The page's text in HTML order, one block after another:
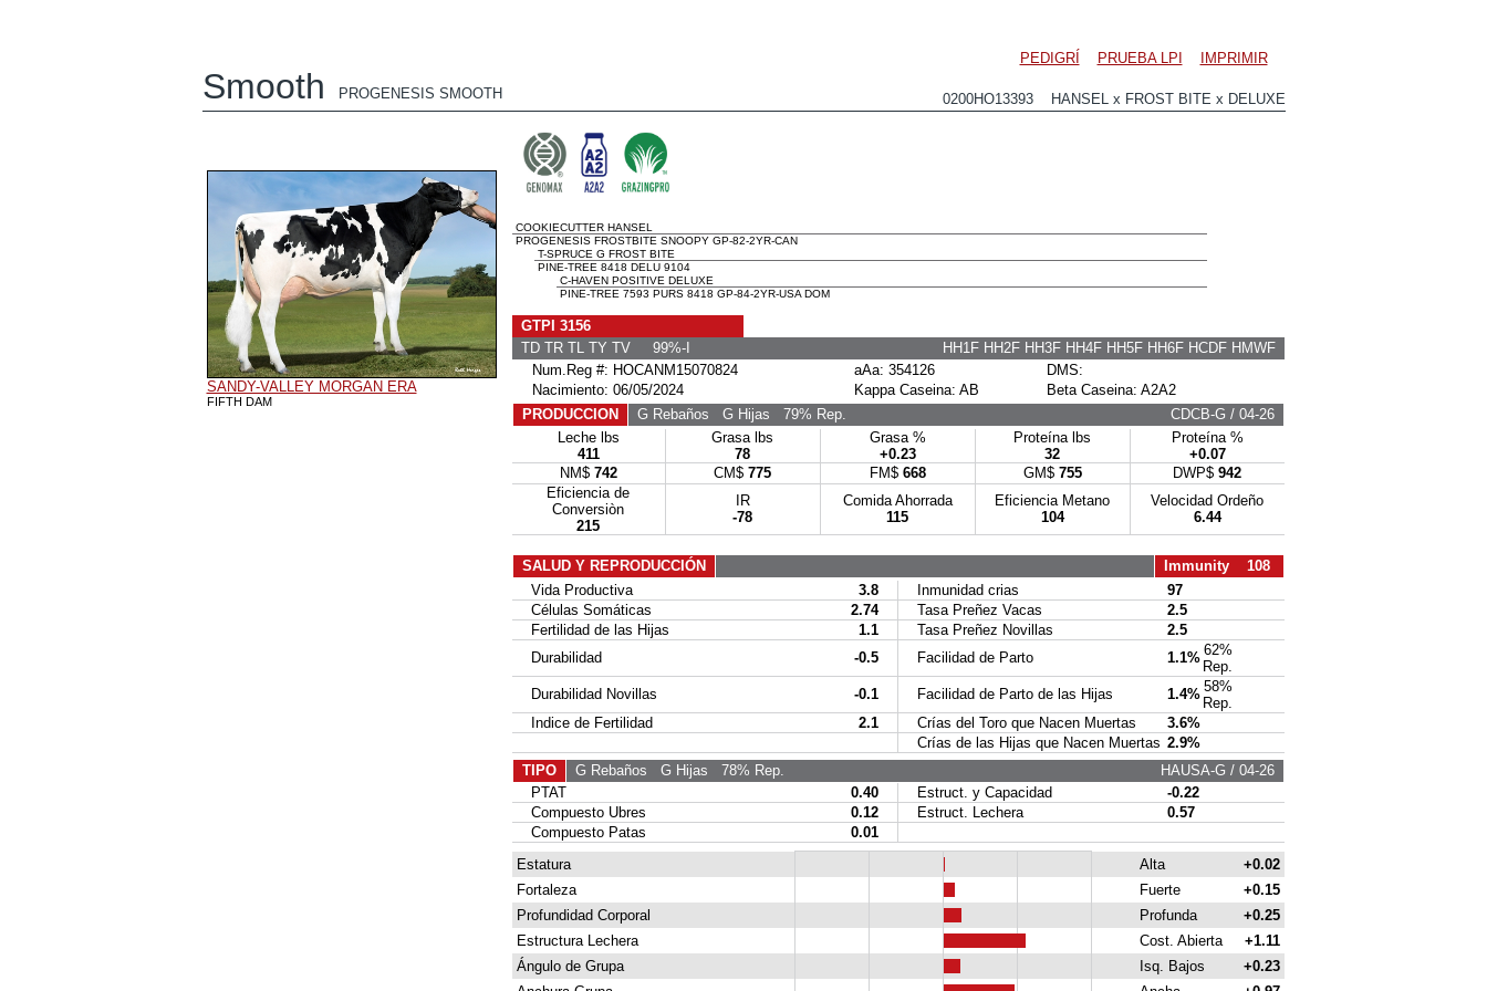
PEDIGRÍ PRUEBA LPI IMPRIMIR
Smooth PROGENESIS SMOOTH 0200HO13393 HANSEL x FROST BITE x DELUXE
SANDY-VALLEY MORGAN ERA
FIFTH DAM
COOKIECUTTER HANSEL
PROGENESIS FROSTBITE SNOOPY GP-82-2YR-CAN
T-SPRUCE G FROST BITE
PINE-TREE 8418 DELU 9104
C-HAVEN POSITIVE DELUXE
PINE-TREE 7593 PURS 8418 GP-84-2YR-USA DOM
GTPI 3156
TD TR TL TY TV 99%-I
HH1F HH2F HH3F HH4F HH5F HH6F HCDF HMWF
Num.Reg #: HOCANM15070824
aAa: 354126
DMS:
Nacimiento: 06/05/2024
Kappa Caseina: AB
Beta Caseina: A2A2
PRODUCCION
G Rebaños G Hijas 79% Rep.
CDCB-G / 04-26
Leche lbs
411
Grasa lbs
78
Grasa %
+0.23
Proteína lbs
32
Proteína %
+0.07
NM$ 742 CM$ 775 FM$ 668 GM$ 755 DWP$ 942
Eficiencia de
Conversiòn
215
IR
-78
Comida Ahorrada
115
Eficiencia Metano
104
Velocidad Ordeño
6.44
SALUD Y REPRODUCCIÓN
Immunity 108
Vida Productiva
3.8 Inmunidad crias
97
Células Somáticas
2.74 Tasa Preñez Vacas
2.5
Fertilidad de las Hijas
1.1 Tasa Preñez Novillas
2.5
Durabilidad
-0.5 Facilidad de Parto 1.1% 62%
Rep.
Durabilidad Novillas
-0.1 Facilidad de Parto de las Hijas 1.4% 58%
Rep.
Indice de Fertilidad
2.1 Crías del Toro que Nacen Muertas
3.6%
Crías de las Hijas que Nacen Muertas 2.9%
TIPO
G Rebaños G Hijas 78% Rep.
HAUSA-G / 04-26
PTAT
0.40 Estruct. y Capacidad
-0.22
Compuesto Ubres
0.12 Estruct. Lechera
0.57
Compuesto Patas
0.01
Estatura
Alta
+0.02
Fortaleza
Fuerte
+0.15
Profundidad Corporal
Profunda
+0.25
Estructura Lechera
Cost. Abierta
+1.11
Ángulo de Grupa
Isq. Bajos
+0.23